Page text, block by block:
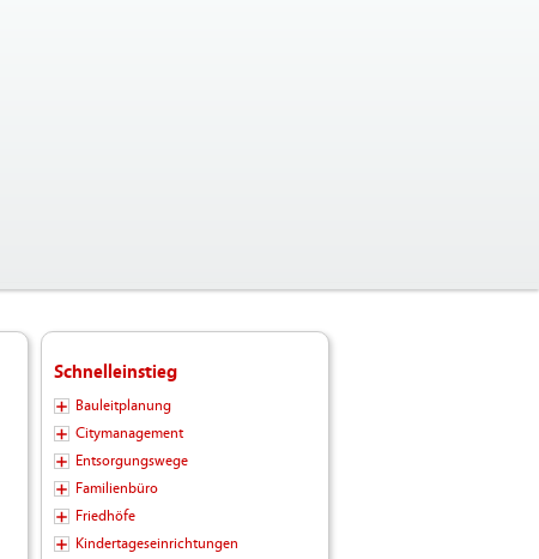
Schnelleinstieg
Bauleitplanung
Citymanagement
Entsorgungswege
Familienbüro
Friedhöfe
Kindertageseinrichtungen